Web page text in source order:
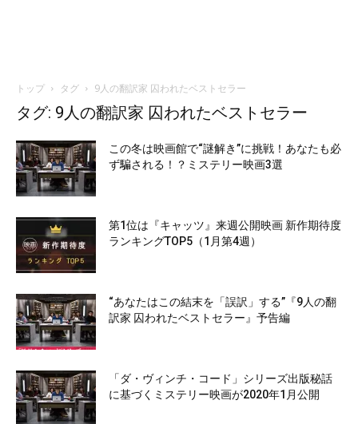
トップ タグ 9人の翻訳家 囚われたベストセラー
タグ: 9人の翻訳家 囚われたベストセラー
この冬は映画館で“謎解き”に挑戦！あなたも必
ず騙される！？ミステリー映画3選
第1位は『キャッツ』来週公開映画 新作期待度
ランキングTOP5（1月第4週）
“あなたはこの結末を「誤訳」する”『9人の翻
訳家 囚われたベストセラー』予告編
「ダ・ヴィンチ・コード」シリーズ出版秘話
に基づくミステリー映画が2020年1月公開